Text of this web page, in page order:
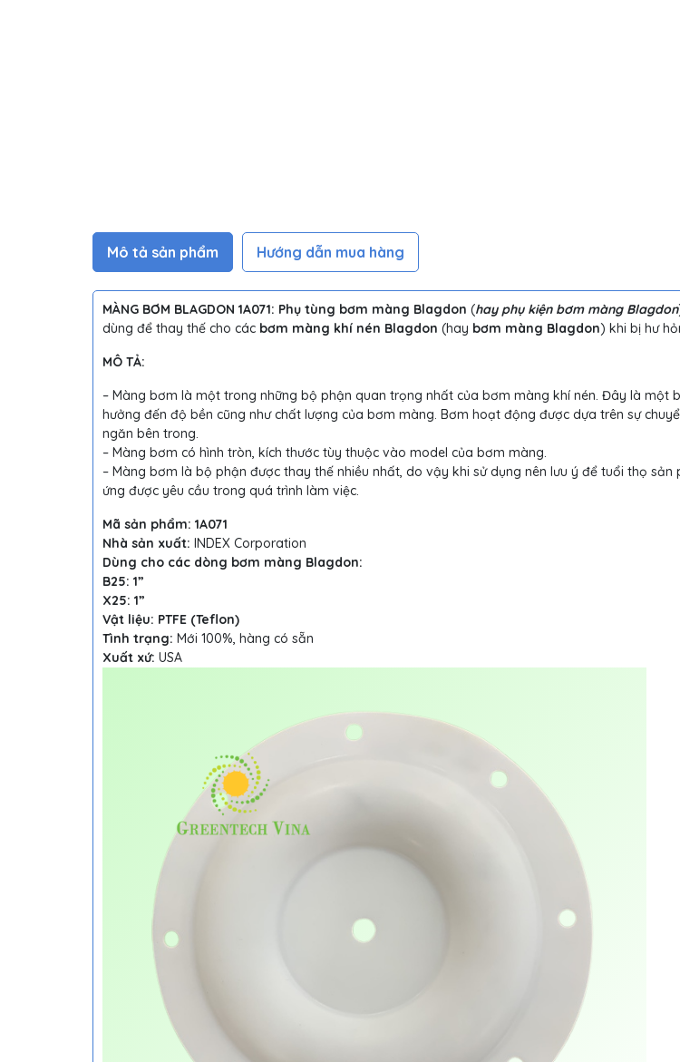
Mô tả sản phẩm Hướng dẫn mua hàng
MÀNG BƠM BLAGDON 1A071: Phụ tùng bơm màng Blagdon (hay phụ kiện bơm màng Blagdon
dùng để thay thế cho các bơm màng khí nén Blagdon (hay bơm màng Blagdon) khi bị hư
MÔ TẢ:
– Màng bơm là một trong những bộ phận quan trọng nhất của bơm màng khí nén. Đây là một
hưởng đến độ bền cũng như chất lượng của bơm màng. Bơm hoạt động được dựa trên sự
ngăn bên trong.
– Màng bơm có hình tròn, kích thước tùy thuộc vào model của bơm màng.
– Màng bơm là bộ phận được thay thế nhiều nhất, do vậy khi sử dụng nên lưu ý để tuổi thọ
ứng được yêu cầu trong quá trình làm việc.
Mã sản phẩm: 1A071
Nhà sản xuất: INDEX Corporation
Dùng cho các dòng bơm màng Blagdon:
B25: 1”
X25: 1”
Vật liệu: PTFE (Teflon)
Tình trạng: Mới 100%, hàng có sẵn
Xuất xứ: USA